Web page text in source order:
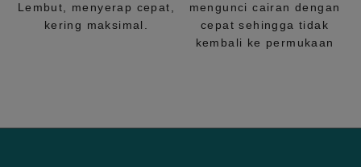
Lembut, menyerap cepat,
kering maksimal.
mengunci cairan dengan
cepat sehingga tidak
kembali ke permukaan